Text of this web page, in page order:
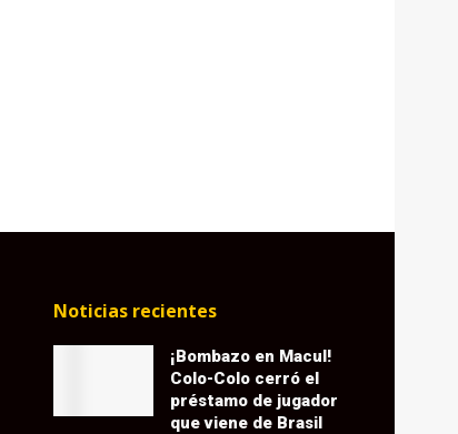
Noticias recientes
¡Bombazo en Macul!
Colo-Colo cerró el
préstamo de jugador
que viene de Brasil